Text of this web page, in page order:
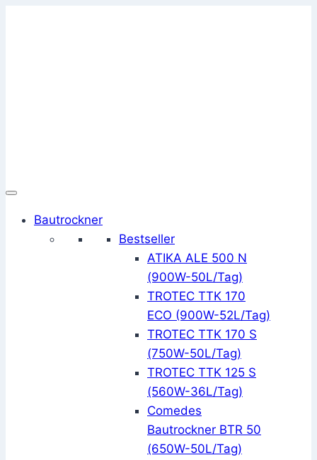
Bautrockner
Bestseller
ATIKA ALE 500 N
(900W-50L/Tag)
TROTEC TTK 170
ECO (900W-52L/Tag)
TROTEC TTK 170 S
(750W-50L/Tag)
TROTEC TTK 125 S
(560W-36L/Tag)
Comedes
Bautrockner BTR 50
(650W-50L/Tag)